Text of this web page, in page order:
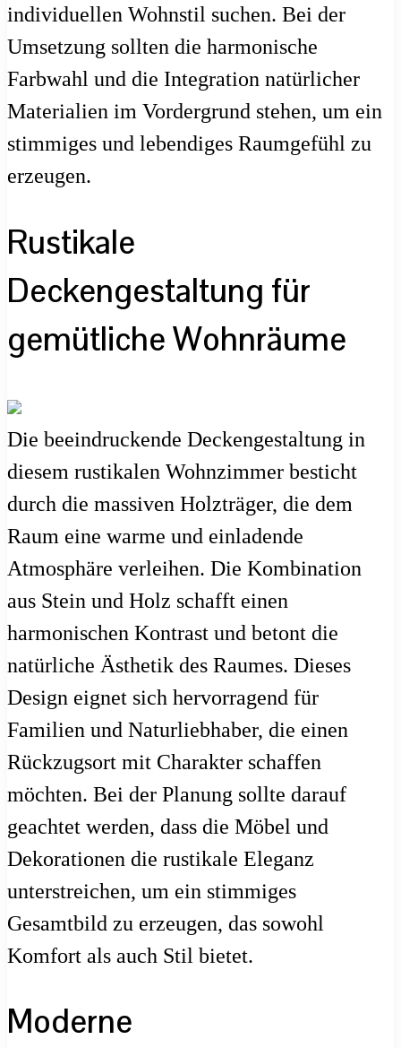
individuellen Wohnstil suchen. Bei der
Umsetzung sollten die harmonische
Farbwahl und die Integration natürlicher
Materialien im Vordergrund stehen, um ein
stimmiges und lebendiges Raumgefühl zu
erzeugen.
Rustikale
Deckengestaltung für
gemütliche Wohnräume
Die beeindruckende Deckengestaltung in
diesem rustikalen Wohnzimmer besticht
durch die massiven Holzträger, die dem
Raum eine warme und einladende
Atmosphäre verleihen. Die Kombination
aus Stein und Holz schafft einen
harmonischen Kontrast und betont die
natürliche Ästhetik des Raumes. Dieses
Design eignet sich hervorragend für
Familien und Naturliebhaber, die einen
Rückzugsort mit Charakter schaffen
möchten. Bei der Planung sollte darauf
geachtet werden, dass die Möbel und
Dekorationen die rustikale Eleganz
unterstreichen, um ein stimmiges
Gesamtbild zu erzeugen, das sowohl
Komfort als auch Stil bietet.
Moderne